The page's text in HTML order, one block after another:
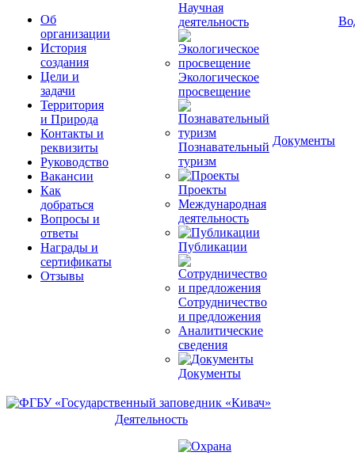
Об
организации
История
создания
Цели и
задачи
Территория
и Природа
Контакты и
реквизиты
Руководство
Вакансии
Как
добраться
Вопросы и
ответы
Награды и
сертификаты
Отзывы
Научная
деятельность
Экологическое
просвещение
Познавательный
туризм
Проекты
Международная
деятельность
Публикации
Сотрудничество
и предложения
Аналитические
сведения
Документы
Документы
Деятельность